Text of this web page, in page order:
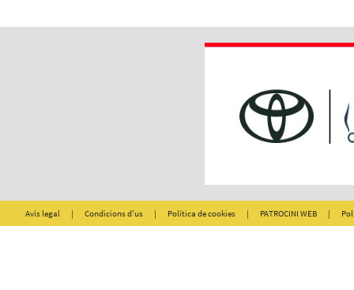
Avís legal | Condicions d'us | Política de cookies | PATROCINI WEB |